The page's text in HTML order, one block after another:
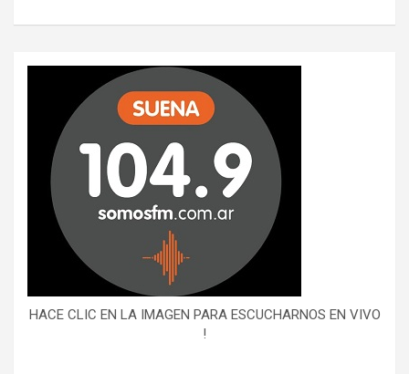
HACE CLIC EN LA IMAGEN PARA ESCUCHARNOS EN VIVO
!